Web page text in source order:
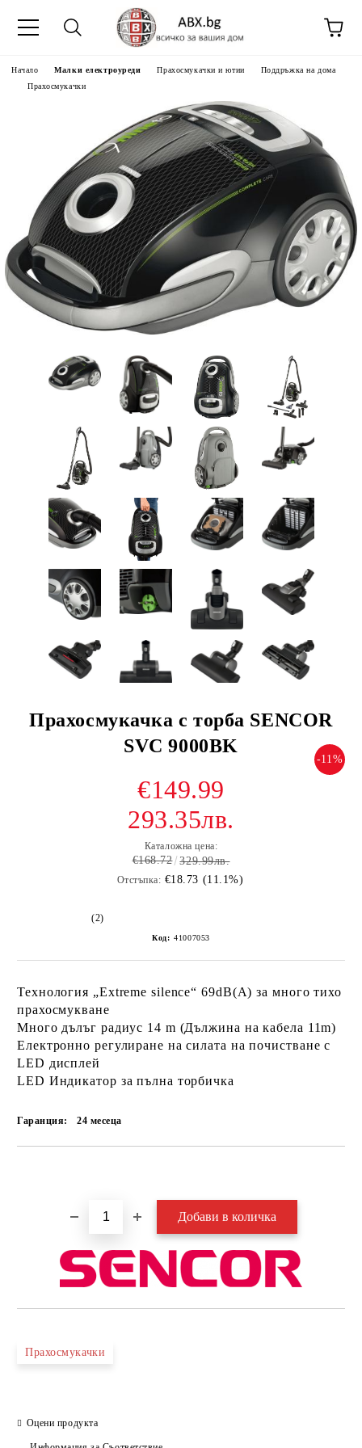
Начало Малки електроуреди Прахосмукачки и ютии
Поддръжка на дома
Прахосмукачки
Прахосмукачка с торба SENCOR
SVC 9000BK
-11%
€149.99
293.35лв.
Каталожна цена:
€168.72 329.99лв.
Отстъпка: €18.73 (11.1%)
(2)
Код: 41007053
Технология „Extreme silence“ 69dB(A) за много тихо
прахосмукване
Много дълъг радиус 14 m (Дължина на кабела 11m)
Електронно регулиране на силата на почистване с
LED дисплей
LED Индикатор за пълна торбичка
Гаранция: 24 месеца
Прахосмукачки
Оцени продукта